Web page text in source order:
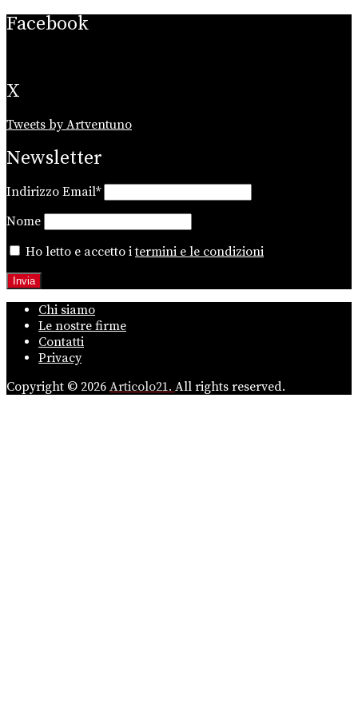
Facebook
X
Tweets by Artventuno
Newsletter
Indirizzo Email*
Nome
Ho letto e accetto itermini e le condizioni
Chi siamo
Le nostre firme
Contatti
Privacy
Copyright © 2026 Articolo21. All rights reserved.